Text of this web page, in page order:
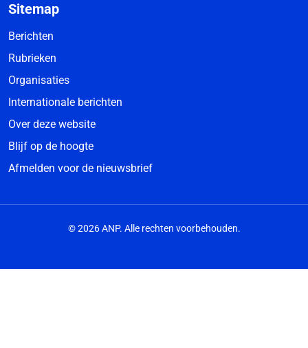
Sitemap
Berichten
Rubrieken
Organisaties
Internationale berichten
Over deze website
Blijf op de hoogte
Afmelden voor de nieuwsbrief
© 2026 ANP. Alle rechten voorbehouden.